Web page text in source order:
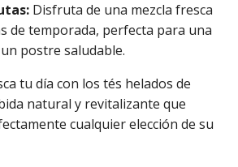
Disfruta de una mezcla fresca
de temporada, perfecta para una
postre saludable.
tu día con los tés helados de
natural y revitalizante que
cualquier elección de su